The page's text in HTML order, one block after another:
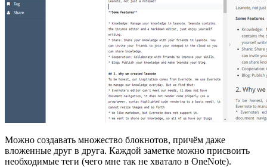
Можно создавать множество блокнотов, причём даже
вложенные друг в друга. Каждой заметке можно присвоить
необходимые теги (чего мне так не хватало в OneNote).